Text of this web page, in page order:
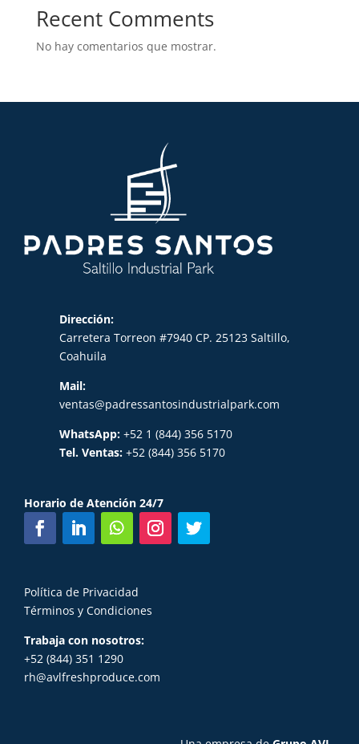
Recent Comments
No hay comentarios que mostrar.
Dirección:
Carretera Torreon #7940 CP. 25123 Saltillo,
Coahuila
Mail:
ventas@padressantosindustrialpark.com
WhatsApp: +52 1 (844) 356 5170
Tel. Ventas: +52 (844) 356 5170
Horario de Atención 24/7
Política de Privacidad
Términos y Condiciones
Trabaja con nosotros:
+52 (844) 351 1290
rh@avlfreshproduce.com